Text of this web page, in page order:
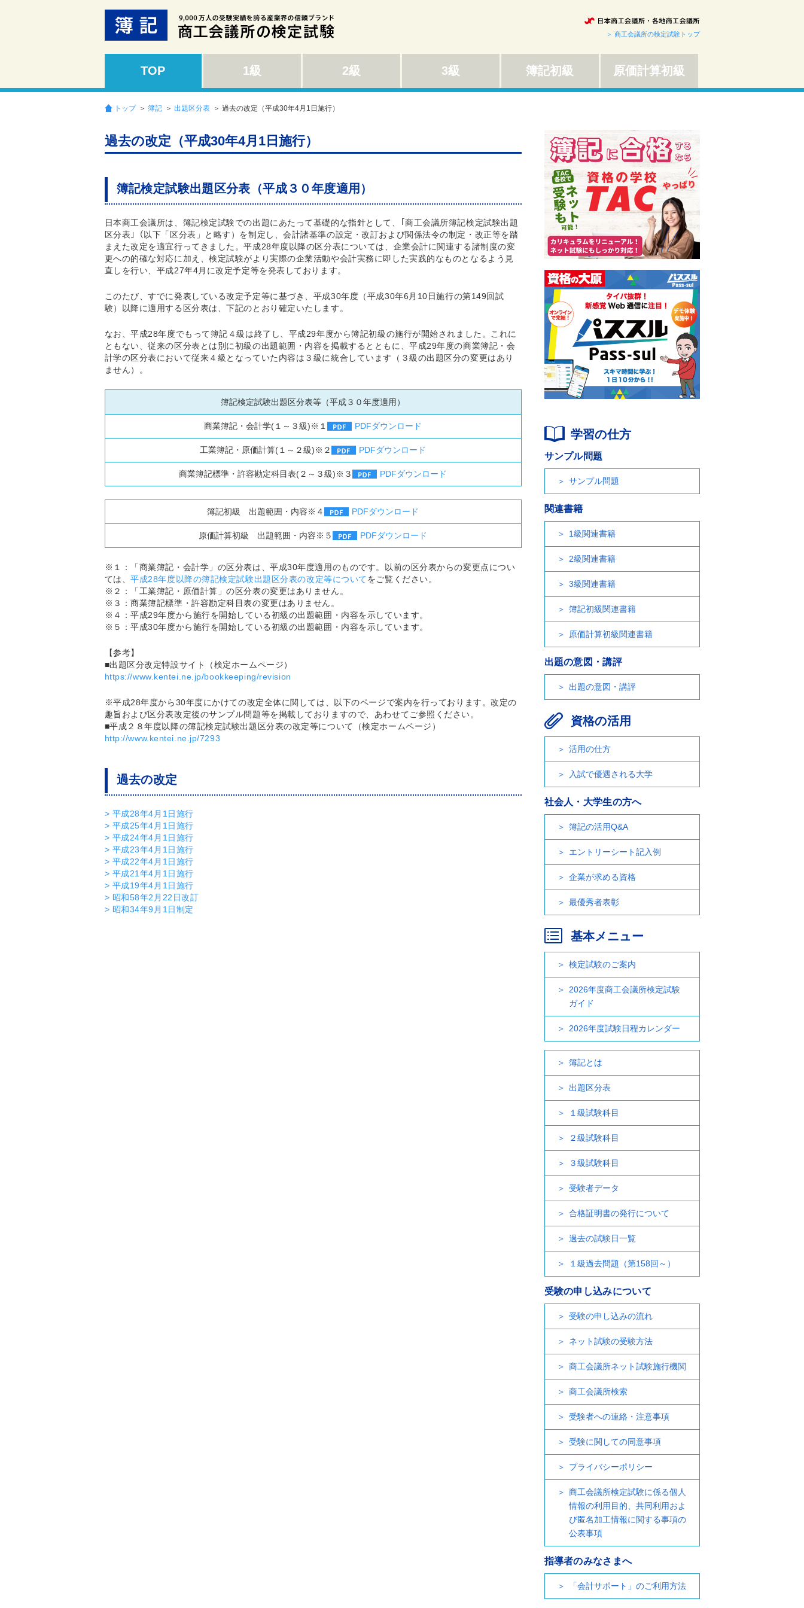
＞ 商工会議所の検定試験トップ
TOP 1級 2級 3級 簿記初級 原価計算初級
トップ ＞ 簿記 ＞ 出題区分表 ＞ 過去の改定（平成30年4月1日施行）
過去の改定（平成30年4月1日施行）
簿記検定試験出題区分表（平成３０年度適用）
日本商工会議所は、簿記検定試験での出題にあたって基礎的な指針として、｢商工会議所簿記検定試験出題
区分表｣（以下「区分表」と略す）を制定し、会計諸基準の設定・改訂および関係法令の制定・改正等を踏
まえた改定を適宜行ってきました。平成28年度以降の区分表については、企業会計に関連する諸制度の変
更への的確な対応に加え、検定試験がより実際の企業活動や会計実務に即した実践的なものとなるよう見
直しを行い、平成27年4月に改定予定等を発表しております。
このたび、すでに発表している改定予定等に基づき、平成30年度（平成30年6月10日施行の第149回試
験）以降に適用する区分表は、下記のとおり確定いたします。
なお、平成28年度でもって簿記４級は終了し、平成29年度から簿記初級の施行が開始されました。これに
ともない、従来の区分表とは別に初級の出題範囲・内容を掲載するとともに、平成29年度の商業簿記・会
計学の区分表において従来４級となっていた内容は３級に統合しています（３級の出題区分の変更はあり
ません）。
簿記検定試験出題区分表等（平成３０年度適用）
商業簿記・会計学(１～３級)※１ PDFダウンロード
工業簿記・原価計算(１～２級)※２ PDFダウンロード
商業簿記標準・許容勘定科目表(２～３級)※３ PDFダウンロード
簿記初級 出題範囲・内容※４ PDFダウンロード
原価計算初級 出題範囲・内容※５ PDFダウンロード
※１：「商業簿記・会計学」の区分表は、平成30年度適用のものです。以前の区分表からの変更点につい
ては、平成28年度以降の簿記検定試験出題区分表の改定等についてをご覧ください。
※２：「工業簿記・原価計算」の区分表の変更はありません。
※３：商業簿記標準・許容勘定科目表の変更はありません。
※４：平成29年度から施行を開始している初級の出題範囲・内容を示しています。
※５：平成30年度から施行を開始している初級の出題範囲・内容を示しています。
【参考】
■出題区分改定特設サイト（検定ホームページ）
https://www.kentei.ne.jp/bookkeeping/revision
※平成28年度から30年度にかけての改定全体に関しては、以下のページで案内を行っております。改定の
趣旨および区分表改定後のサンプル問題等を掲載しておりますので、あわせてご参照ください。
■平成２８年度以降の簿記検定試験出題区分表の改定等について（検定ホームページ）
http://www.kentei.ne.jp/7293
過去の改定
> 平成28年4月1日施行
> 平成25年4月1日施行
> 平成24年4月1日施行
> 平成23年4月1日施行
> 平成22年4月1日施行
> 平成21年4月1日施行
> 平成19年4月1日施行
> 昭和58年2月22日改訂
> 昭和34年9月1日制定
学習の仕方
サンプル問題
サンプル問題
関連書籍
1級関連書籍
2級関連書籍
3級関連書籍
簿記初級関連書籍
原価計算初級関連書籍
出題の意図・講評
出題の意図・講評
資格の活用
活用の仕方
入試で優遇される大学
社会人・大学生の方へ
簿記の活用Q&A
エントリーシート記入例
企業が求める資格
最優秀者表彰
基本メニュー
検定試験のご案内
2026年度商工会議所検定試験
ガイド
2026年度試験日程カレンダー
簿記とは
出題区分表
１級試験科目
２級試験科目
３級試験科目
受験者データ
合格証明書の発行について
過去の試験日一覧
１級過去問題（第158回～）
受験の申し込みについて
受験の申し込みの流れ
ネット試験の受験方法
商工会議所ネット試験施行機関
商工会議所検索
受験者への連絡・注意事項
受験に関しての同意事項
プライバシーポリシー
商工会議所検定試験に係る個人
情報の利用目的、共同利用およ
び匿名加工情報に関する事項の
公表事項
指導者のみなさまへ
「会計サポート」のご利用方法